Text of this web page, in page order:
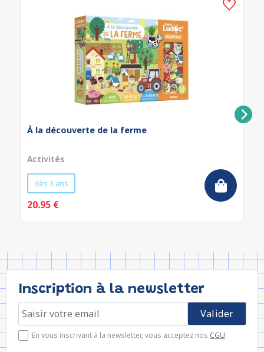
À la découverte de la ferme
Activités
dès 3 ans
20.95 €
Inscription à la newsletter
En vous inscrivant à la newsletter, vous acceptez nos CGU.